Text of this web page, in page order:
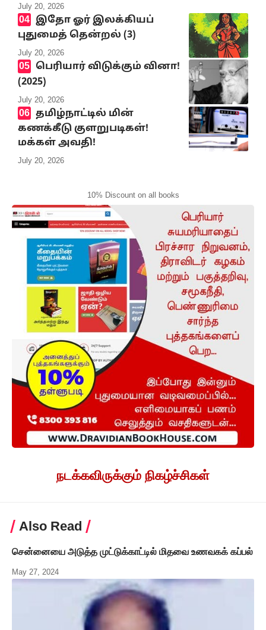
July 20, 2026
இதோ ஓர் இலக்கியப்
புதுமைத் தென்றல் (3)
July 20, 2026
பெரியார் விடுக்கும் வினா!
(2025)
July 20, 2026
தமிழ்நாட்டில் மின்
கணக்கீடு குளறுபடிகள்!
மக்கள் அவதி!
July 20, 2026
10% Discount on all books
நடக்கவிருக்கும் நிகழ்ச்சிகள்
Also Read
சென்னையை அடுத்த முட்டுக்காட்டில் மிதவை உணவகக் கப்பல்
May 27, 2024